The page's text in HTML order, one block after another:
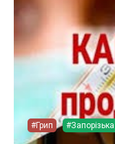
#Грип